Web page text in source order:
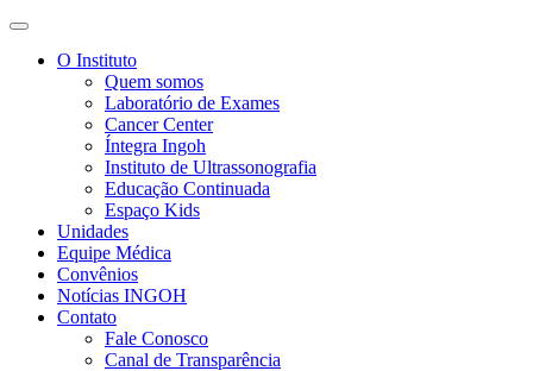
O Instituto
Quem somos
Laboratório de Exames
Cancer Center
Íntegra Ingoh
Instituto de Ultrassonografia
Educação Continuada
Espaço Kids
Unidades
Equipe Médica
Convênios
Notícias INGOH
Contato
Fale Conosco
Canal de Transparência